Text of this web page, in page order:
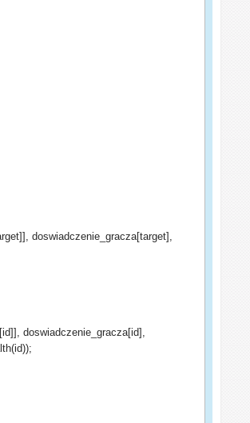
doswiadczenie_gracza[target],
doswiadczenie_gracza[id],